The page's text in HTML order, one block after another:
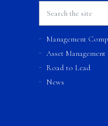
Management
Asset Management
Road to Lead
News